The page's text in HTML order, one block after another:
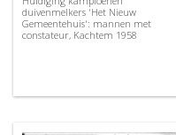
duivenmelkers 'Het Nieuw
Gemeentehuis': mannen met
constateur, Kachtem 1958